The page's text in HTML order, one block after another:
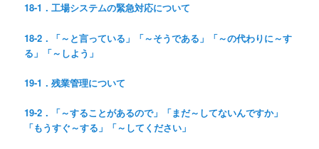
18-1．工場システムの緊急対応について
18-2．「～と言っている」「～そうである」「～の代わりに～す
る」「～しよう」
19-1．残業管理について
19-2．「～することがあるので」「まだ～してないんですか」
「もうすぐ～する」「～してください」